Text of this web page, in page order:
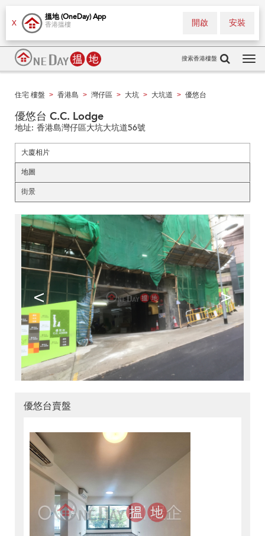
X
搵地 (OneDay) App
香港搵樓 安裝
開啟
搜索香港樓盤
住宅 樓盤 > 香港島 > 灣仔區 > 大坑 > 大坑道 > 優悠台
優悠台 C.C. Lodge
地址: 香港島灣仔區大坑大坑道56號
大廈相片
地圖
街景
< >
優悠台賣盤